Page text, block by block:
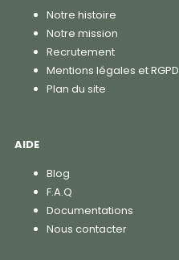
Notre histoire
Notre mission
Recrutement
Mentions légales et RGPD
Plan du site
AIDE
Blog
F.A.Q
Documentations
Nous contacter